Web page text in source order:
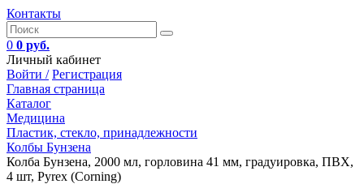
Контакты
0 0 руб.
Личный кабинет
Войти / Регистрация
Главная страница
Каталог
Медицина
Пластик, стекло, принадлежности
Колбы Бунзена
Колба Бунзена, 2000 мл, горловина 41 мм, градуировка, ПВХ,
4 шт, Pyrex (Corning)